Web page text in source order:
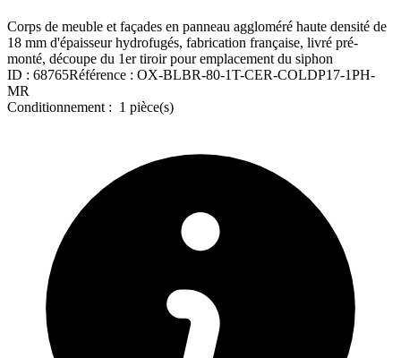
Corps de meuble et façades en panneau aggloméré haute densité de
18 mm d'épaisseur hydrofugés, fabrication française, livré pré-
monté, découpe du 1er tiroir pour emplacement du siphon
ID : 68765Référence : OX-BLBR-80-1T-CER-COLDP17-1PH-
MR
Conditionnement : 1 pièce(s)